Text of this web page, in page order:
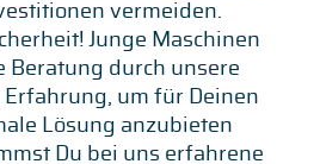
vermeiden.
Junge Maschinen
Beratung durch unsere
um für Deinen
Lösung anzubieten
Du bei uns erfahrene